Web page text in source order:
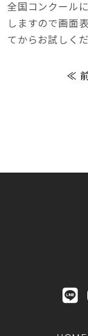
全国コンクール
しますので画面
てからお試しくだ
≪